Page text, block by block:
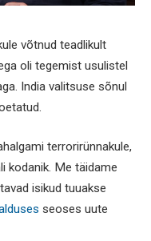
võtnud teadlikult
oli tegemist usulistel
India valitsuse sõnul
terrorirünnakule,
kodanik. Me täidame
isikud tuuakse
seoses uute